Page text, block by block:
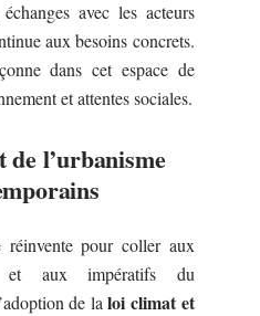
avec les acteurs
aux besoins concrets.
dans cet espace de
et attentes sociales.
l’urbanisme
pour coller aux
et aux impératifs du
de laloi climat et